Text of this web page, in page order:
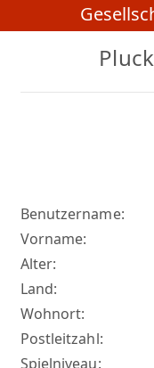
Benutzername:
Vorname:
Alter:
Land:
Wohnort:
Postleitzahl:
Spielniveau: